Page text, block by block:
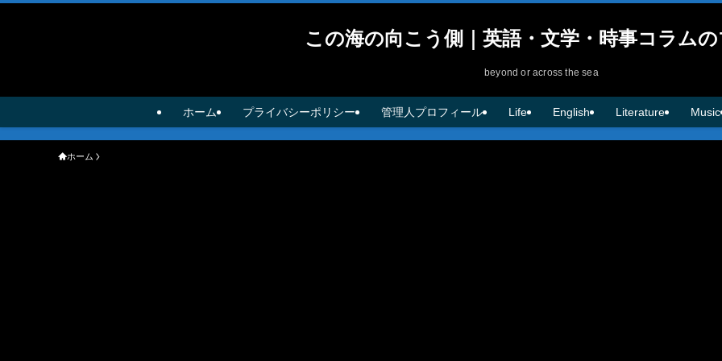
この海の向こう側｜英語・文学・時事コラム
beyond or across the sea
ホーム プライバシーポリシー 管理人プロフィール Life English Literature Music
ホーム